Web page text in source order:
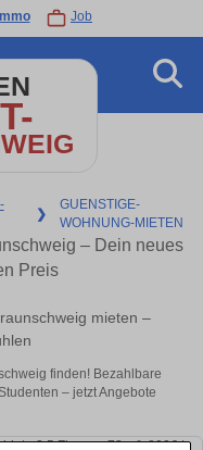
Immo Job
❯
GUENSTIGE-
WOHNUNG-MIETEN
– Dein neues
Preis
mieten –
finden! Bezahlbare
– jetzt Angebote